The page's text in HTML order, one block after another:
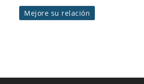
Mejore su relación